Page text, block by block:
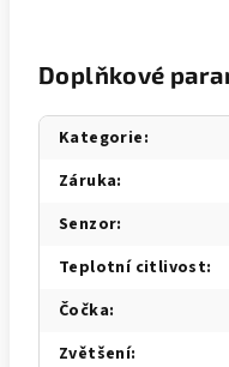
Doplňkové
Kategorie:
Záruka:
Senzor:
Teplotní citlivost:
Čočka:
Zvětšení: